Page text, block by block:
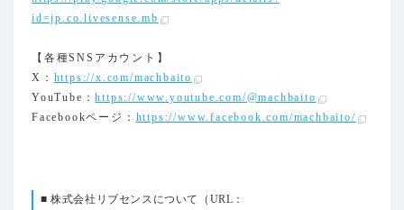
id=jp.co.livesense.mb
【各種SNSアカウント】
X： https://x.com/machbaito
YouTube：https://www.youtube.com/@machbaito
Facebookページ： https://www.facebook.com/machbaito/
■ 株式会社リブセンスについて（URL：